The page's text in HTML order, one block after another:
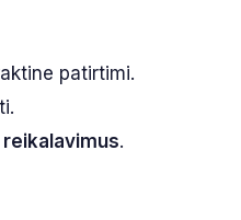
patirtimi.
.